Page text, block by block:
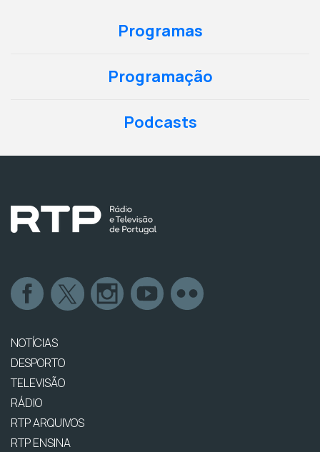
Programas
Programação
Podcasts
NOTÍCIAS
DESPORTO
TELEVISÃO
RÁDIO
RTP ARQUIVOS
RTP ENSINA